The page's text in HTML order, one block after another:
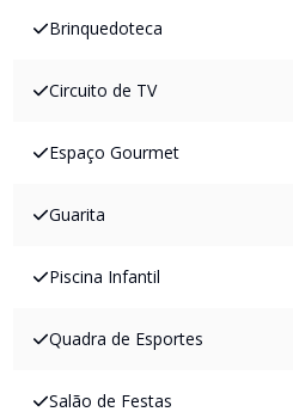
Brinquedoteca
Circuito de TV
Espaço Gourmet
Guarita
Piscina Infantil
Quadra de Esportes
Salão de Festas